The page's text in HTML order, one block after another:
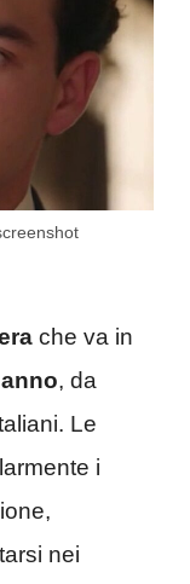
che va in
, da
Le
i
nei